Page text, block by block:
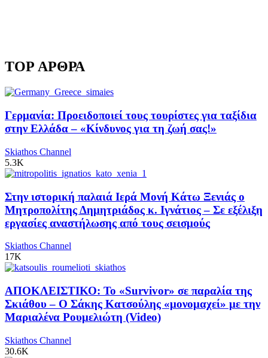
TOP ΑΡΘΡΑ
Γερμανία: Προειδοποιεί τους τουρίστες για ταξίδια
στην Ελλάδα – «Κίνδυνος για τη ζωή σας!»
Skiathos Channel
5.3K
Στην ιστορική παλαιά Ιερά Μονή Κάτω Ξενιάς ο
Μητροπολίτης Δημητριάδος κ. Ιγνάτιος – Σε εξέλιξη
εργασίες αναστήλωσης από τους σεισμούς
Skiathos Channel
17K
ΑΠΟΚΛΕΙΣΤΙΚΟ: Το «Survivor» σε παραλία της
Σκιάθου – Ο Σάκης Κατσούλης «μονομαχεί» με την
Μαριαλένα Ρουμελιώτη (Video)
Skiathos Channel
30.6K